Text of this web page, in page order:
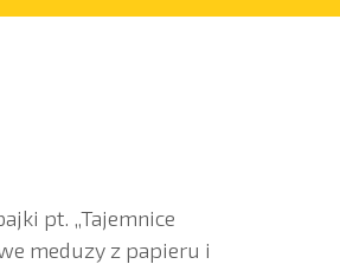
pt. „Tajemnice
meduzy z papieru i